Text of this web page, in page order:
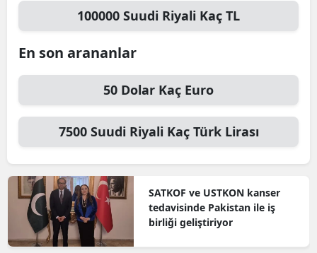
100000 Suudi Riyali Kaç TL
En son arananlar
50 Dolar Kaç Euro
7500 Suudi Riyali Kaç Türk Lirası
SATKOF ve USTKON kanser
tedavisinde Pakistan ile iş
birliği geliştiriyor